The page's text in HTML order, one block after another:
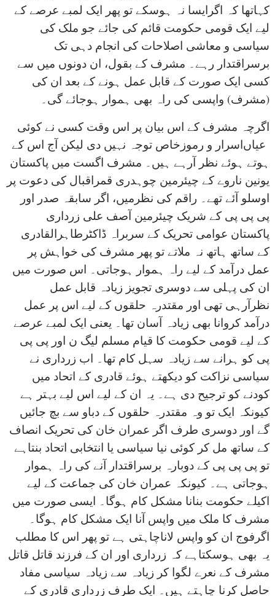
کہاتھا کہ اگرایسا نہ ہوسکے تو پھر ایک لمبے عرصے کے
لیے ایک قومی حکومت قائم کی جائے جو ملک کی
سیاسی و معاشی اصلاحات کی انجام دہی تک
برسراقتدار رہے۔ مشرف کے بقول، ان دونوں میں سے
کسی ایک صورت کے قابل عمل ہونے کے بعد ان کی
(مشرف) واپسی کی راہ بھی ہموار ہوجائے گی۔
اگرچہ مشرف کے اس بیان پر اس وقت کسی نے کوئی
خاص توجہ نہیں دی لیکن آج اس کے اسرار و رموزعیاں
ہوتے ہوئے نظر آرہے ہیں۔ مشرف اگست میں پاکستان
یونین ناروے کے چیئرمین چوہدری قمراقبال کی دعوت پر
اوسلو آئے تھے۔ راقم کی نظرمیں، اگر سابقہ صدر اور
پی پی پی کے شریک چیئرمین آصف علی زرداری
پاکستان عوامی تحریک کے سربراہ ڈاکٹرطاہرالقادری
کے ساتھ ہاتھ نہ ملاتے تو پھر مشرف کی خواہش پر
عمل درآمد کے لیے راہ ہموار ہوجاتی۔ اس صورت میں
ان کی پہلی سے دوسری تجویز زیادہ قابل عمل
نظرآرہی تھی اور مقتدرہ حلقوں کے لیے اس پر عمل
درآمد کروانا بھی زیادہ آسان تھا۔ یعنی ایک لمبے عرصے
کے لیے قومی حکومت کا قیام مسلم لیگ ن اور پی پی
پی کو ہرانے سے زیادہ سہل کام تھا۔ اب زرداری نے
سیاسی نزاکت کو دیکھتے ہوئے قادری کے اتحاد میں
کودنے کو ترجیح دی ہے۔ یہ ان کے لیے اس لیے بہتر ہے
کیونکہ ایک تو وہ مقتدرہ حلقوں کے دباو سے بچ جائیں
گے اور دوسری طرف اگر عمران خان کی تحریک انصاف
کے ساتھ مل کر کوئی نیا سیاسی یا انتخابی اتحاد بنتاہے
تو پی پی پی کے دوبارہ برسراقتدار آنے کی راہ ہموار
ہوجاتی ہے۔ کیونکہ عمران خان کی جماعت کے لیے
اکیلے حکومت بنانا مشکل کام ہوگا۔ ایسی صورت میں
مشرف کا ملک میں واپس آنا ایک مشکل کام ہوگا۔
اگرفوج ان کو واپس لاناچاہتی ہے تو پھر اس کا مطلب
یہ بھی ہوسکتاہے کہ زرداری اور ان کے فرزند قاتل قاتل
مشرف کے نعرے لگوا کر زیادہ سے زیادہ سیاسی مفاد
حاصل کرنا چاہتے ہیں۔ ایک طرف زرداری قادری کے